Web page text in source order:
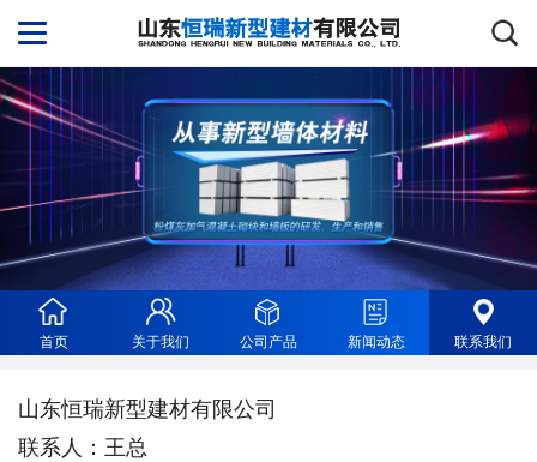
首页 关于我们 公司产品 新闻动态 联系我们
山东恒瑞新型建材有限公司
联系人：王总